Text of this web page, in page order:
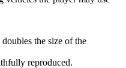
the size of the
reproduced.